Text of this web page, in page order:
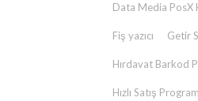
Data Media PosX
Fiş yazıcı Getir
Hırdavat Barkod
Hızlı Satış